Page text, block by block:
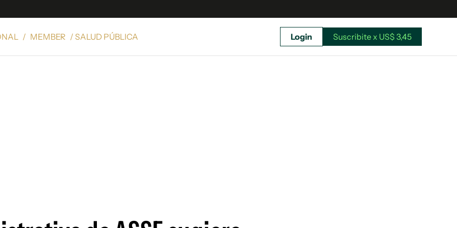
/ MEMBER / SALUD PÚBLICA Login Suscribite x US$ 3,45